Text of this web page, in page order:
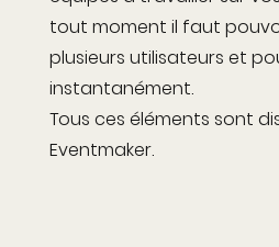
tout moment il faut
plusieurs utilisateurs et
instantanément.
Tous ces éléments sont
Eventmaker.